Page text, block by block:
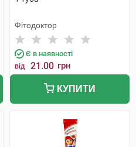
Фітодоктор
Є в наявності
від 21.00 грн
КУПИТИ